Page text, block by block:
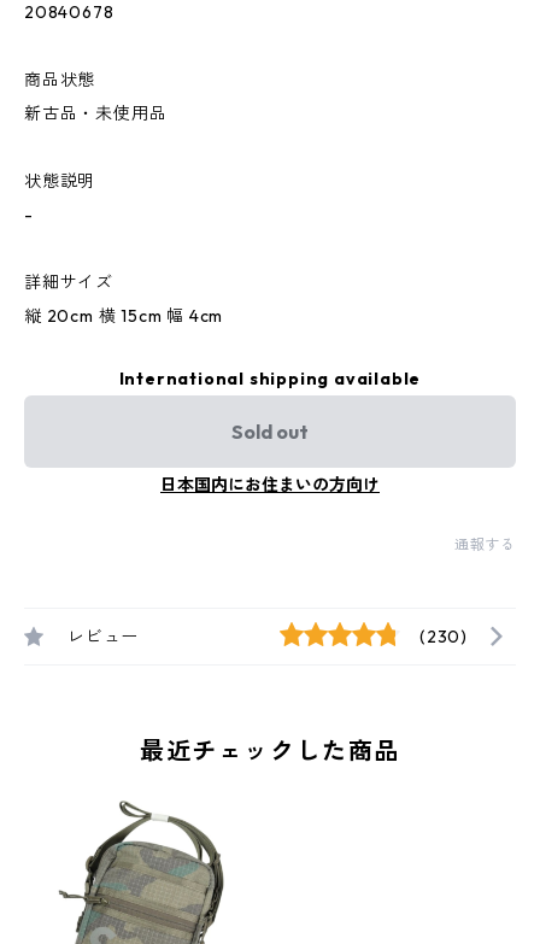
20840678
商品状態
新古品・未使用品
状態説明
-
詳細サイズ
縦 20cm 横 15cm 幅 4cm
International shipping available
Sold out
日本国内にお住まいの方向け
通報する
レビュー (230)
最近チェックした商品